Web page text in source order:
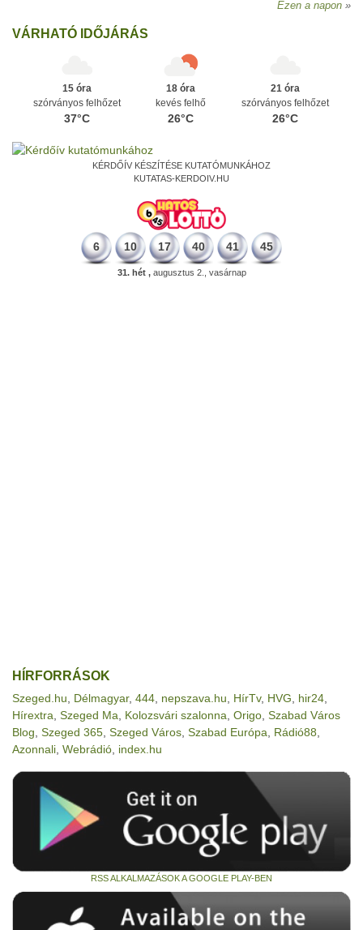
Ezen a napon
VÁRHATÓ IDŐJÁRÁS
15 óra
szórványos felhőzet
37°C
18 óra
kevés felhő
26°C
21 óra
szórványos felhőzet
26°C
KÉRDŐÍV KÉSZÍTÉSE KUTATÓMUNKÁHOZ
KUTATAS-KERDOIV.HU
6 10 17 40 41 45
31. hét ,augusztus 2., vasárnap
HÍRFORRÁSOK
Szeged.hu Délmagyar, 444 nepszava.hu HírTv, HVG hir24
Hírextra Szeged Ma Kolozsvári szalonna Origo Szabad Város
Blog Szeged 365 Szeged Város Szabad Európa Rádió88
Azonnali Webrádió index.hu
RSS ALKALMAZÁSOK A GOOGLE PLAY-BEN